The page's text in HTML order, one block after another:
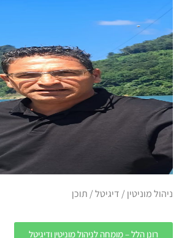
ניהול מוניטין / דיגיטל / תוכן
רונן הלל – מומחה לניהול מוניטין ודיגיטל